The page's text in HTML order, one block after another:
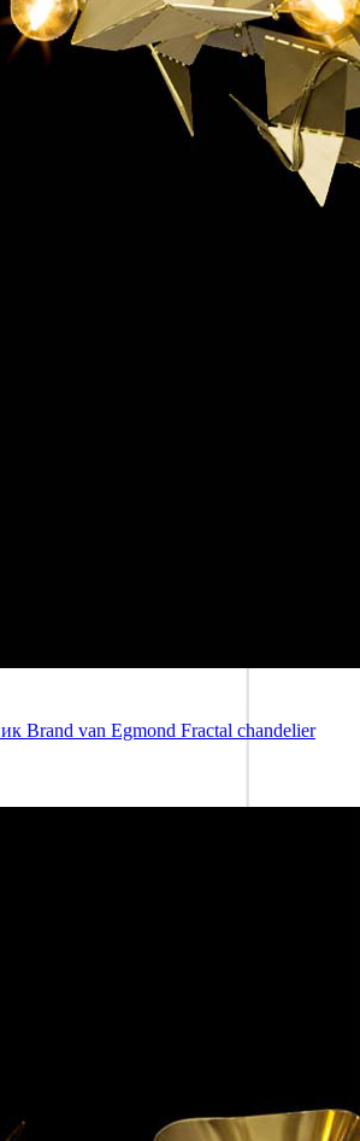
Brand van Egmond Fractal chandelier